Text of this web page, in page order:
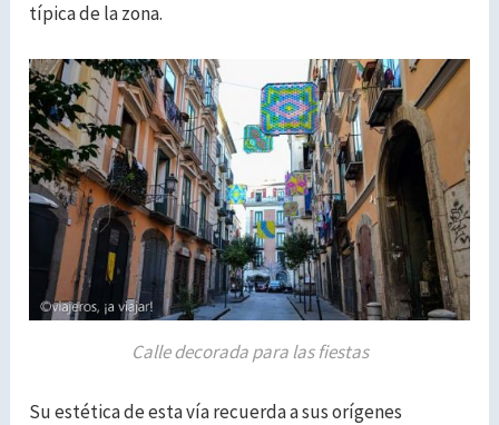
típica de la zona.
Calle decorada para las fiestas
Su estética de esta vía recuerda a sus orígenes